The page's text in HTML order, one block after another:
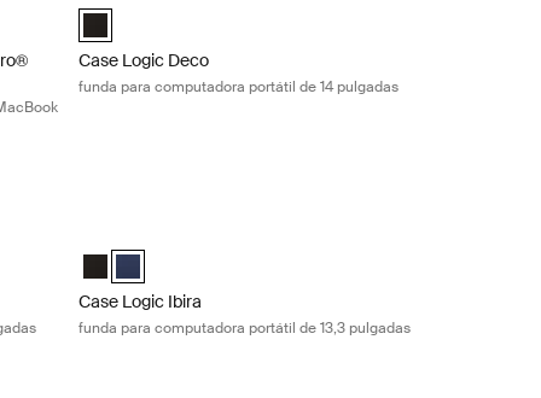
MacBook Pro® Sleeve Negro (selected)
Case Logic Deco 14" Laptop Sleeve Negro (selected)
Case Logic Deco
funda para computadora portátil de 14 pulgadas
vestido Case Logic Ibira Laptop Sleeve Negro
Case Logic Ibira Laptop Sleeve Azul vestido (selected)
Case Logic Ibira
funda para computadora portátil de 13,3 pulgadas